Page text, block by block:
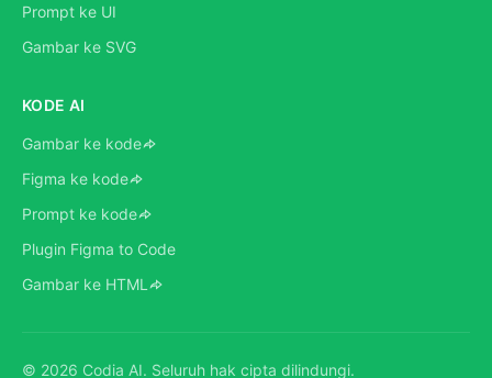
Prompt ke UI
Gambar ke SVG
KODE AI
Gambar ke kode
Figma ke kode
Prompt ke kode
Plugin Figma to Code
Gambar ke HTML
© 2026 Codia AI. Seluruh hak cipta dilindungi.